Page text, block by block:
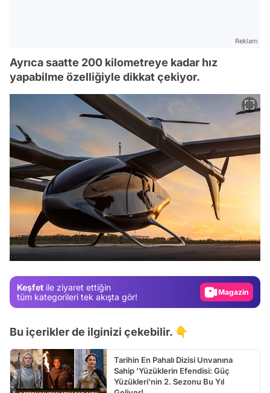
Reklam
Ayrıca saatte 200 kilometreye kadar hız
yapabilme özelliğiyle dikkat çekiyor.
Keşfet ile ziyaret ettiğin
tüm kategorileri tek akışta gör!
Test
Gündem
Magazin
Video
Bu içerikler de ilginizi çekebilir. 👇
Tarihin En Pahalı Dizisi Unvanına
Sahip 'Yüzüklerin Efendisi: Güç
Yüzükleri'nin 2. Sezonu Bu Yıl